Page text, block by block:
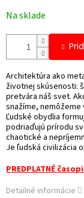
cena:
Na sklade
Architektúra ako
životnej skúsenosti:
pretvára náš svet.
snažíme,
Ľudské obydlia
podriaďujú prírodu
chaotické a
Je ľudská civilizácia
PREDPLATNÉ
Detailné informácie